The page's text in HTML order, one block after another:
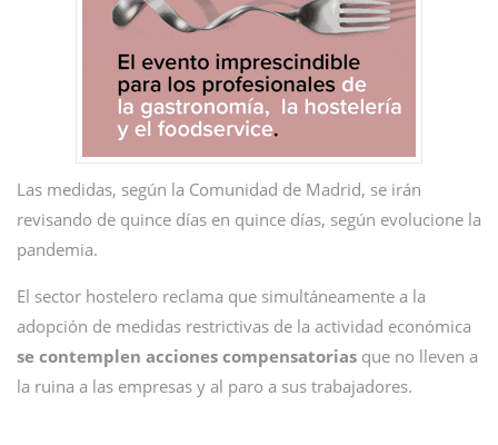
Las medidas, según la Comunidad de Madrid, se irán
revisando de quince días en quince días, según evolucione la
pandemia.
El sector hostelero reclama que simultáneamente a la
adopción de medidas restrictivas de la actividad económica
se contemplen acciones compensatorias que no lleven a
la ruina a las empresas y al paro a sus trabajadores.